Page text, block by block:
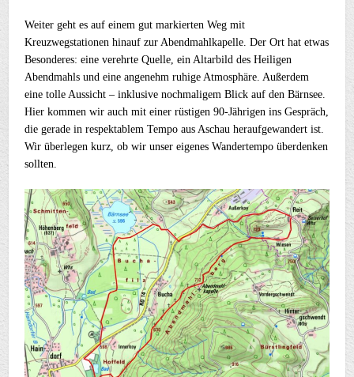
Weiter geht es auf einem gut markierten Weg mit
Kreuzwegstationen hinauf zur Abendmahlkapelle. Der Ort hat etwas
Besonderes: eine verehrte Quelle, ein Altarbild des Heiligen
Abendmahls und eine angenehm ruhige Atmosphäre. Außerdem
eine tolle Aussicht – inklusive nochmaligem Blick auf den Bärnsee.
Hier kommen wir auch mit einer rüstigen 90-Jährigen ins Gespräch,
die gerade in respektablem Tempo aus Aschau heraufgewandert ist.
Wir überlegen kurz, ob wir unser eigenes Wandertempo überdenken
sollten.